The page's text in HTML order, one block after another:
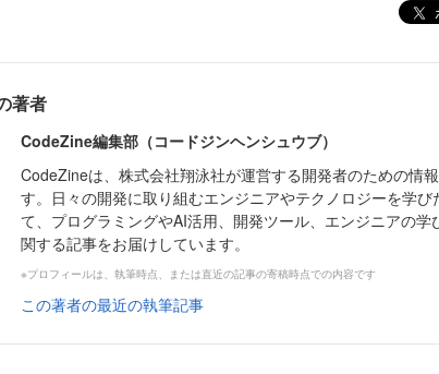
著者
CodeZine編集部（コードジンヘンシュウブ）
CodeZineは、株式会社翔泳社が運営する開発者のための情
す。日々の開発に取り組むエンジニアやテクノロジーを学び
て、プログラミングやAI活用、開発ツール、エンジニアの学
関する記事をお届けしています。
※プロフィールは、執筆時点、または直近の記事の寄稿時点での内容です
この著者の最近の執筆記事